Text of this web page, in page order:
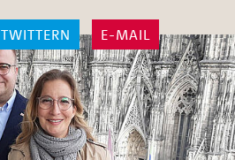
TWITTERN E-MAIL